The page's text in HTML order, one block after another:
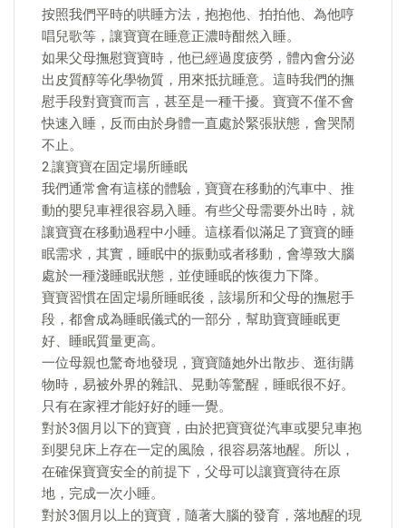
按照我們平時的哄睡方法，抱抱他、拍拍他、為他哼
唱兒歌等，讓寶寶在睡意正濃時酣然入睡。
如果父母撫慰寶寶時，他已經過度疲勞，體內會分泌
出皮質醇等化學物質，用來抵抗睡意。這時我們的撫
慰手段對寶寶而言，甚至是一種干擾。寶寶不僅不會
快速入睡，反而由於身體一直處於緊張狀態，會哭鬧
不止。
2.讓寶寶在固定場所睡眠
我們通常會有這樣的體驗，寶寶在移動的汽車中、推
動的嬰兒車裡很容易入睡。有些父母需要外出時，就
讓寶寶在移動過程中小睡。這樣看似滿足了寶寶的睡
眠需求，其實，睡眠中的振動或者移動，會導致大腦
處於一種淺睡眠狀態，並使睡眠的恢復力下降。
寶寶習慣在固定場所睡眠後，該場所和父母的撫慰手
段，都會成為睡眠儀式的一部分，幫助寶寶睡眠更
好、睡眠質量更高。
一位母親也驚奇地發現，寶寶隨她外出散步、逛街購
物時，易被外界的雜訊、晃動等驚醒，睡眠很不好。
只有在家裡才能好好的睡一覺。
對於3個月以下的寶寶，由於把寶寶從汽車或嬰兒車抱
到嬰兒床上存在一定的風險，很容易落地醒。所以，
在確保寶寶安全的前提下，父母可以讓寶寶待在原
地，完成一次小睡。
對於3個月以上的寶寶，隨著大腦的發育，落地醒的現